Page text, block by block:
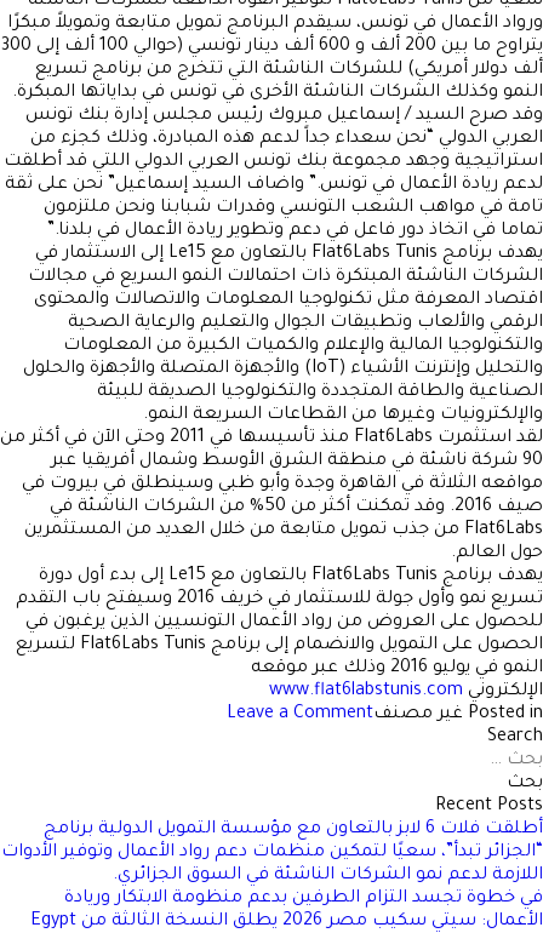
ورواد الأعمال في تونس، سيقدم البرنامج تمويل متابعة وتمويلاً مبكرًا
يتراوح ما بين 200 ألف و 600 ألف دينار تونسي (حوالي 100 ألف إلى 300
ألف دولار أمريكي) للشركات الناشئة التي تتخرج من برنامج تسريع
النمو وكذلك الشركات الناشئة الأخرى في تونس في بداياتها المبكرة.
وقد صرح السيد / إسماعيل مبروك رئيس مجلس إدارة بنك تونس
العربي الدولي “نحن سعداء جداً لدعم هذه المبادرة، وذلك كجزء من
استراتيجية وجهد مجموعة بنك تونس العربي الدولي اللتي قد أطلقت
لدعم ريادة الأعمال في تونس.” واضاف السيد إسماعيل” نحن على ثقة
تامة في مواهب الشعب التونسي وقدرات شبابنا ونحن ملتزمون
تماما في اتخاذ دور فاعل في دعم وتطوير ريادة الأعمال في بلدنا.”
يهدف برنامج Flat6Labs Tunis بالتعاون مع Le15 إلى الاستثمار في
الشركات الناشئة المبتكرة ذات احتمالات النمو السريع في مجالات
اقتصاد المعرفة مثل تكنولوجيا المعلومات والاتصالات والمحتوى
الرقمي والألعاب وتطبيقات الجوال والتعليم والرعاية الصحية
والتكنولوجيا المالية والإعلام والكميات الكبيرة من المعلومات
والتحليل وإنترنت الأشياء (IoT) والأجهزة المتصلة والأجهزة والحلول
الصناعية والطاقة المتجددة والتكنولوجيا الصديقة للبيئة
والإلكترونيات وغيرها من القطاعات السريعة النمو.
لقد استثمرت Flat6Labs منذ تأسيسها في 2011 وحتى الآن في أكثر من
90 شركة ناشئة في منطقة الشرق الأوسط وشمال أفريقيا عبر
مواقعه الثلاثة في القاهرة وجدة وأبو ظبي وسينطلق في بيروت في
صيف 2016. وقد تمكنت أكثر من 50% من الشركات الناشئة في
Flat6Labs من جذب تمويل متابعة من خلال العديد من المستثمرين
حول العالم.
يهدف برنامج Flat6Labs Tunis بالتعاون مع Le15 إلى بدء أول دورة
تسريع نمو وأول جولة للاستثمار في خريف 2016 وسيفتح باب التقدم
للحصول على العروض من رواد الأعمال التونسيين الذين يرغبون في
الحصول على التمويل والانضمام إلى برنامج Flat6Labs Tunis لتسريع
النمو في يوليو 2016 وذلك عبر موقعه
الإلكتروني www.flat6labstunis.com
Posted in غير مصنف
Leave a Comment
الأولي
و
برنامجًا
لتسريع
نمو
Search
البحث
عن:
Recent Posts
أطلقت فلات 6 لابز بالتعاون مع مؤسسة التمويل الدولية برنامج
“الجزائر تبدأ”، سعيًا لتمكين منظمات دعم رواد الأعمال وتوفير الأدوات
اللازمة لدعم نمو الشركات الناشئة في السوق الجزائري.
في خطوة تجسد التزام الطرفين بدعم منظومة الابتكار وريادة
الأعمال: سيتي سكيب مصر 2026 يطلق النسخة الثالثة من Egypt